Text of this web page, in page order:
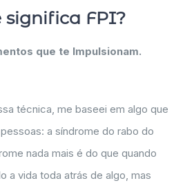
FPI?
que te Impulsionam.
técnica, me baseei em algo que
a síndrome do rabo do
nada mais é do que quando
a vida toda atrás de algo, mas